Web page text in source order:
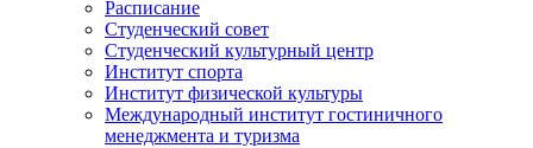
Расписание
Студенческий совет
Студенческий культурный центр
Институт спорта
Институт физической культуры
Международный институт гостиничного
менеджмента и туризма